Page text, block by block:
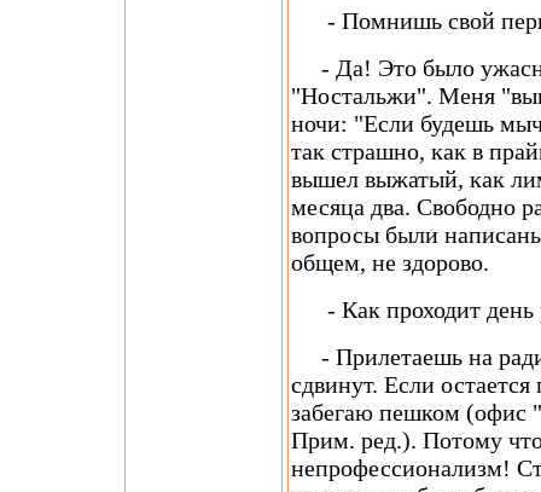
- Помнишь свой
- Да! Это было
"Ностальжи". Меня
ночи: "Если будешь
так страшно, как в
вышел выжатый, как
месяца два. Свободно
вопросы были
общем, не здорово.
- Как проходит день
- Прилетаешь на
сдвинут. Если
забегаю пешком (офис
Прим. ред.). Потому
непрофессионализм!